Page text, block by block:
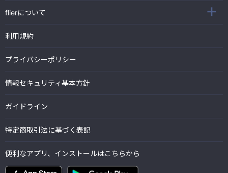
flierについて
利用規約
プライバシーポリシー
情報セキュリティ基本方針
ガイドライン
特定商取引法に基づく表記
便利なアプリ、インストールはこちらから